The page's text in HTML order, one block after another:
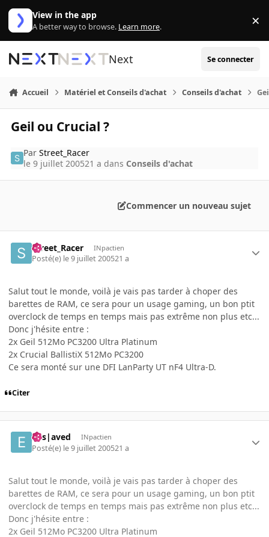
Aller au contenu
View in the app
A better way to browse. Learn more. ×
Next Se connecter
Accueil Matériel et Conseils d'achat Conseils d'achat
Geil ou Crucial ?
ParStreet_Racer
le 9 juillet 200521 a dans Conseils d'achat
Commencer un nouveau sujet
Street_Racer INpactien
Posté(e) le 9 juillet 200521 a
Salut tout le monde, voilà je vais pas tarder à choper des
barettes de RAM, ce sera pour un usage gaming, un bon ptit
overclock de temps en temps mais pas extrême non plus etc...
Donc j'hésite entre :
2x Geil 512Mo PC3200 Ultra Platinum
2x Crucial BallistiX 512Mo PC3200
Ce sera monté sur une DFI LanParty UT nF4 Ultra-D.
Citer
Ens|aved INpactien
Posté(e) le 9 juillet 200521 a
Salut tout le monde, voilà je vais pas tarder à choper des
barettes de RAM, ce sera pour un usage gaming, un bon ptit
overclock de temps en temps mais pas extrême non plus etc...
Donc j'hésite entre :
2x Geil 512Mo PC3200 Ultra Platinum